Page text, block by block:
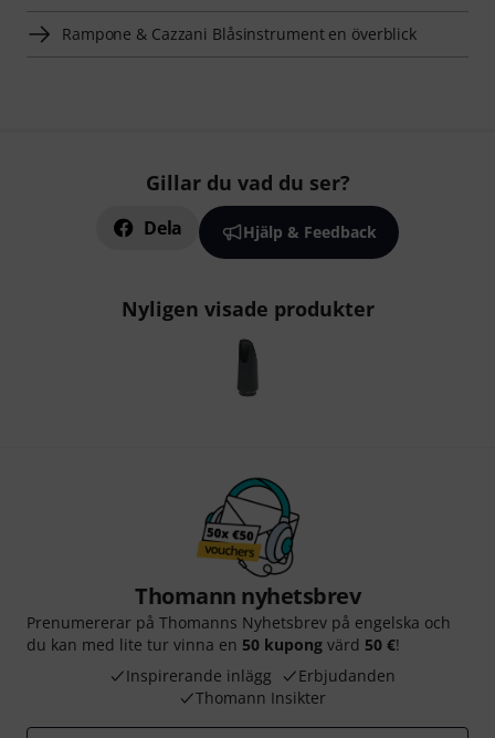
Rampone & Cazzani Blåsinstrument en överblick
Gillar du vad du ser?
Dela Hjälp & Feedback
Nyligen visade produkter
Thomann nyhetsbrev
Prenumererar på Thomanns Nyhetsbrev på engelska och
du kan med lite tur vinna en 50 kupong värd 50 €!
Inspirerande inlägg
Erbjudanden
Thomann Insikter